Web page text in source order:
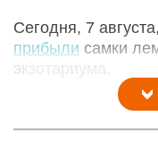
Сегодня, 7
прибыли самки
экзотариума.